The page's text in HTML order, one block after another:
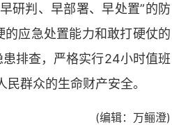
研判、早部署、早处置”的防
应急处置能力和敢打硬仗的
排查，严格实行24小时值班
群众的生命财产安全。
(编辑：万鲡澄)